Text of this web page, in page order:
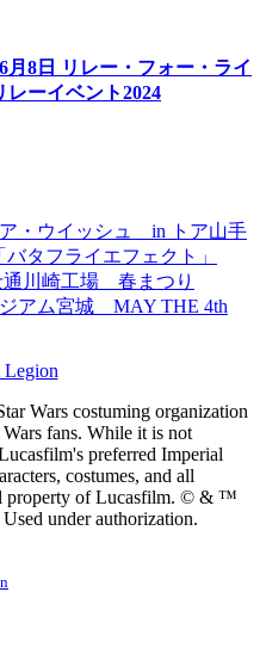
月8日 リレー・フォー・ライ
レーイベント2024
タフライエフェクト」
通川崎工場 春まつり
Wars costuming organization
fans. While it is not
preferred Imperial
costumes, and all
property of Lucasfilm. © & ™
under authorization.